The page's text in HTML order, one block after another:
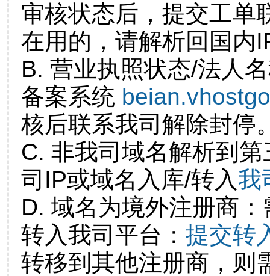
审核状态后，提交工单
在用的，请解析回国内
B. 营业执照状态/法人
备案系统
核后联系我司解除封停
C. 非我司域名解析到
司IP或域名入库/转入我
D. 域名为境外注册商
转入我司平台： 提交转
转移到其他注册商，则